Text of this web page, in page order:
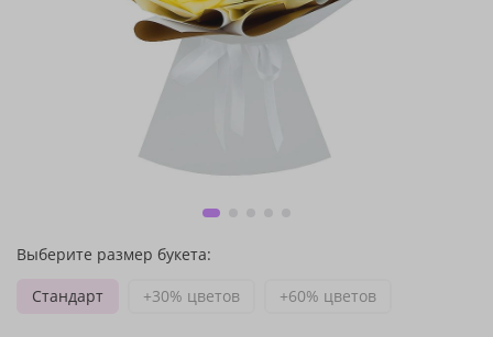
Выберите размер букета:
Стандарт
+30% цветов +60% цветов